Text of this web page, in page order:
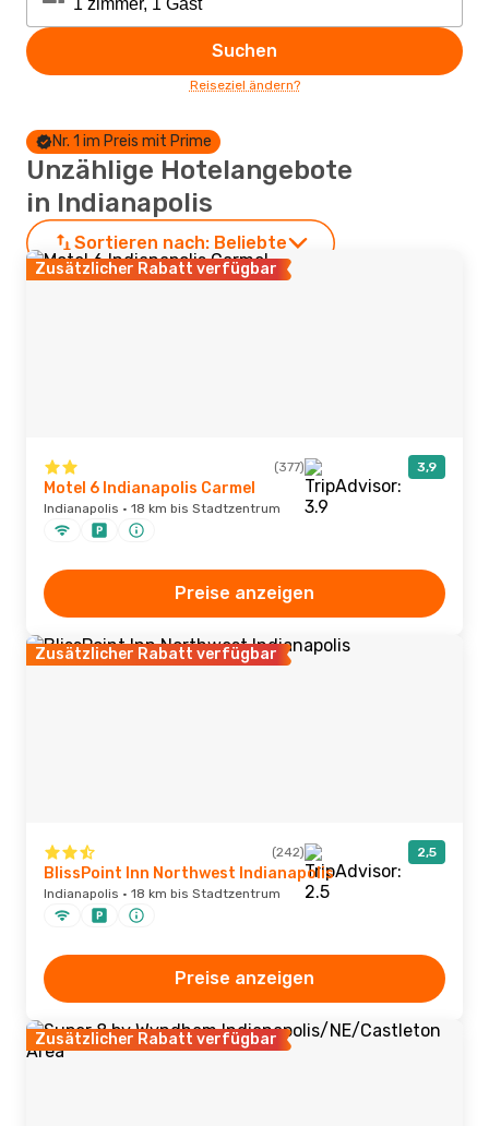
Suchen
Reiseziel ändern?
Nr. 1 im Preis mit Prime
Unzählige Hotelangebote
in Indianapolis
Sortieren nach: Beliebte
Zusätzlicher Rabatt verfügbar
(377) 3,9
Motel 6 Indianapolis Carmel
Indianapolis · 18 km bis Stadtzentrum
Preise anzeigen
Zusätzlicher Rabatt verfügbar
(242) 2,5
BlissPoint Inn Northwest Indianapolis
Indianapolis · 18 km bis Stadtzentrum
Preise anzeigen
Zusätzlicher Rabatt verfügbar